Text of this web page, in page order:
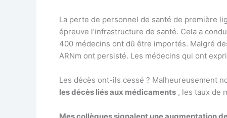
La perte de personnel de santé de première
épreuve l’infrastructure de santé. Cela a
400 médecins ont dû être importés. Malgré
ARNm ont persisté. Les médecins qui ont
Les décès ont-ils cessé ? Malheureusement
les décès liés aux médicaments , les taux de